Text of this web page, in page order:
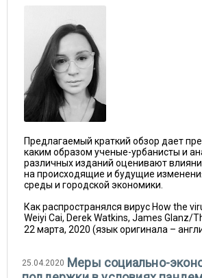
Предлагаемый краткий обзор дает
каким образом ученые-урбанисты и
различных изданий оценивают
на происходящие и будущие
среды и городской экономики.
Как распространялся вирус How the
Weiyi Cai, Derek Watkins, James Glanz/
22 марта, 2020 (язык оригинала –
25.04.2020 Меры социально-